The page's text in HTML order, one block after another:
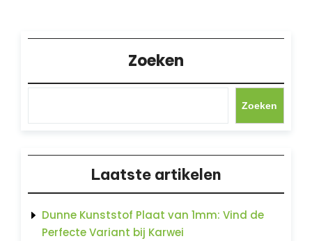
Zoeken
Zoeken
Laatste artikelen
Dunne Kunststof Plaat van 1mm: Vind de
Perfecte Variant bij Karwei